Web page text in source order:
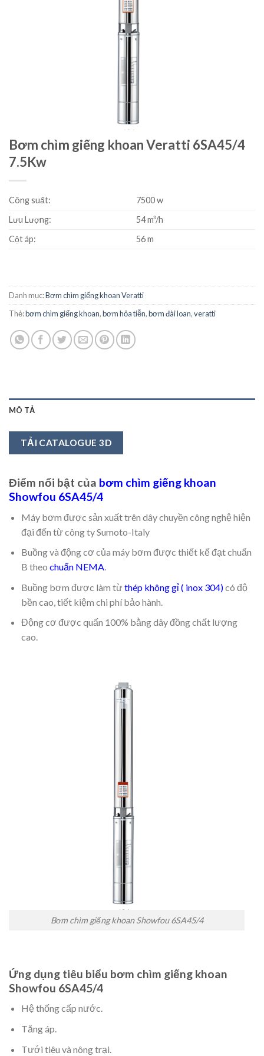
Bơm chìm giếng khoan Veratti 6SA45/4
7.5Kw
Công suất:
7500 w
Lưu Lượng:
54 m³/h
Cột áp:
56 m
Danh mục:Bơm chìm giếng khoan Veratti
Thẻ:bơm chìm giếng khoan,bơm hỏa tiễn,bơm đài loan,veratti
MÔ TẢ
TẢI CATALOGUE 3D
Điểm nổi bật của bơm chìm giếng khoan
Showfou 6SA45/4
Máy bơm được sản xuất trên dây chuyền công nghệ hiện
đại đến từ công ty Sumoto-Italy
Buồng và động cơ của máy bơm được thiết kế đạt chuẩn
B theo chuẩn NEMA.
Buồng bơm được làm từthép không gỉ ( inox 304)có độ
bền cao, tiết kiệm chi phí bảo hành.
Động cơ được quấn 100% bằng dây đồng chất lượng
cao.
Bơm chìm giếng khoan Showfou 6SA45/4
Ứng dụng tiêu biểu bơm chìm giếng khoan
Showfou 6SA45/4
Hệ thống cấp nước.
Tăng áp.
Tưới tiêu và nông trại.